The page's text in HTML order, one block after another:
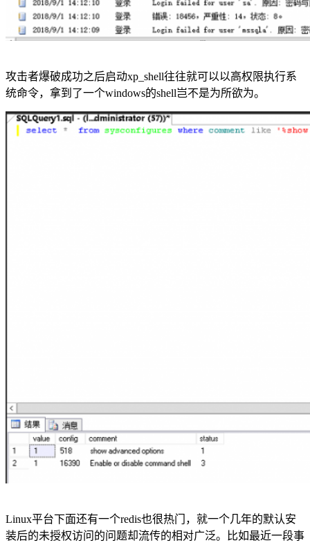
攻击者爆破成功之后启动xp_shell往往就可以以高权限执行系
统命令，拿到了一个windows的shell岂不是为所欲为。
Linux平台下面还有一个redis也很热门，就一个几年的默认安
装后的未授权访问的问题却流传的相对广泛。比如最近一段事